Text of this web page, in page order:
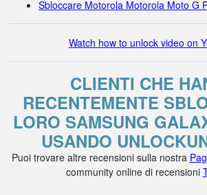
Sbloccare Motorola Motorola Moto G
Watch how to unlock video on
CLIENTI CHE
RECENTEMENTE
LORO SAMSUNG
USANDO
Puoi trovare altre recensioni sulla nostra
community online di recensioni